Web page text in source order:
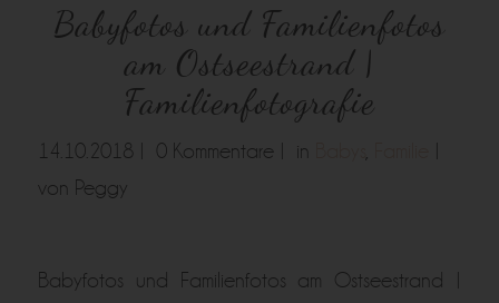
Babyfotos und Familienfotos
am Ostseestrand |
Familienfotografie
14.10.2018 | 0 Kommentare | in
|
von Peggy
Babyfotos und Familienfotos am Ostseestrand |